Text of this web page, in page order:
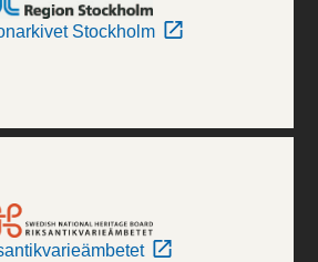
Stockholm